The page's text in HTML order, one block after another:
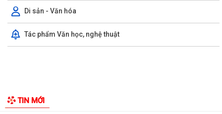
Di sản - Văn hóa
Tác phẩm Văn học, nghệ thuật
thủ tục quản lý thuế đối với hộ kinh...
tang đồng chí Xay-xổm-phon...